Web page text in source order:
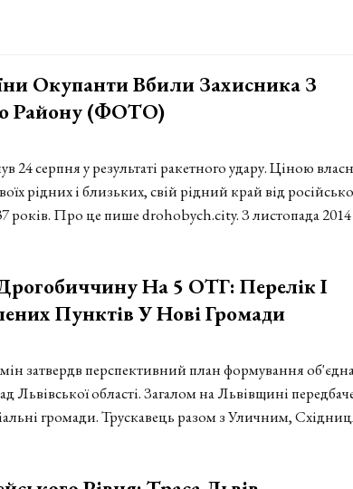
Окупанти Вбили Захисника З
Району (ФОТО)
24 серпня у результаті ракетного удару. Ціною
рідних і близьких, свій рідний край від
років. Про це пише drohobych.city. З листопада
На 5 ОТГ: Перелік І
Пунктів У Нові Громади
затвердв перспективний план формування
Львівської області. Загалом на Львівщині
громади. Трускавець разом з Уличним,